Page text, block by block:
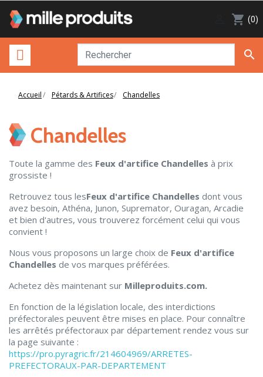
shopping_cart (0)

Accueil Pétards & Artifices Chandelles
Chandelles
Toute la gamme des Feux d'artifice Chandelles à prix
grossiste !
Retrouvez tous lesFeux d'artifice Chandelles dont vous
avez besoin, Athéna, Junon, Supremator, Ouragan, Arcadie
et bien d'autres, vous trouverez forcément celui qui vous
convient !
Nous vous proposons un large choix de Feux d'artifice
Chandelles de vos marques préférées.
Achetez dès maintenant sur Milleproduits.com.
En fonction de la législation locale, des interdictions
préfectorales peuvent être mises en place. Pour connaître
les arrêtés préfectoraux par département rendez vous sur
la page suivante :
https://pro.pyragric.fr/214604969/ARRETES-
PREFECTORAUX-PAR-DEPARTEMENT